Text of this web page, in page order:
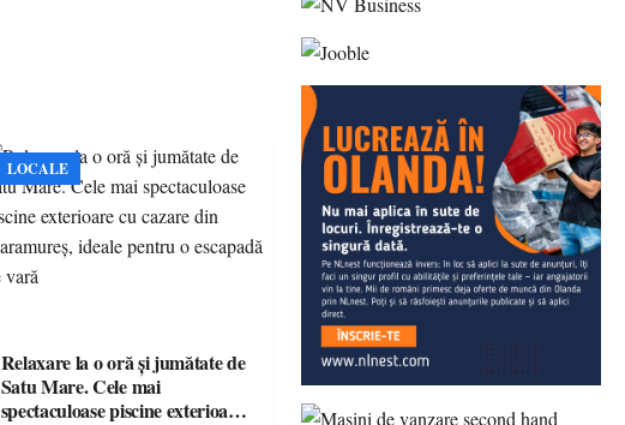
LOCALE
Relaxare la o oră și jumătate de
Satu Mare. Cele mai
spectaculoase piscine exterioare